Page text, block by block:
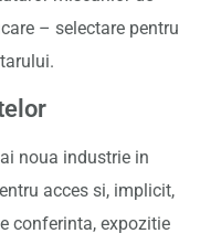
– selectare pentru
noua industrie in
acces si, implicit,
conferinta, expozitie